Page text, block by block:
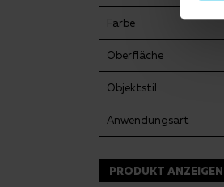
Farbe
Oberfläche
Objektstil
Anwendungsart
PRODUKT ANZEIGEN